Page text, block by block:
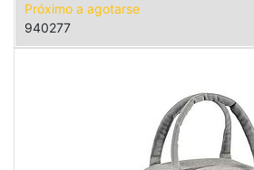
Próximo a agotarse
940277